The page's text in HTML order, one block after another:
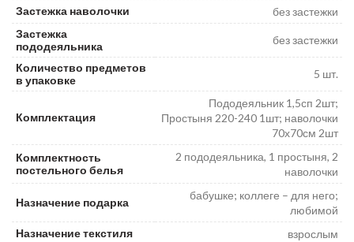
Застежка наволочки
без застежки
Застежка
пододеяльника
без застежки
Количество предметов
в упаковке
5 шт.
Комплектация
Пододеяльник 1,5сп 2шт;
Простыня 220-240 1шт; наволочки
70х70см 2шт
Комплектность
постельного белья
2 пододеяльника, 1 простыня, 2
наволочки
Назначение подарка
бабушке; коллеге – для него;
любимой
Назначение текстиля
взрослым